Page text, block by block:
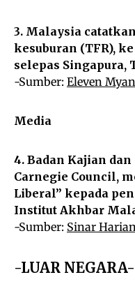
3. Malaysia
kesuburan (TFR),
selepas Singapura,
-Sumber: Eleven
Media
4. Badan Kajian
Carnegie Council,
Liberal” kepada
Institut Akhbar
-Sumber: Sinar Harian
-LUAR NEGARA-